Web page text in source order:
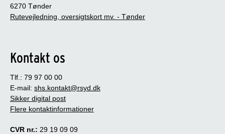
6270 Tønder
Rutevejledning, oversigtskort mv. - Tønder
Kontakt os
Tlf.: 79 97 00 00
E-mail: shs.kontakt@rsyd.dk
Sikker digital post
Flere kontaktinformationer
CVR nr.: 29 19 09 09